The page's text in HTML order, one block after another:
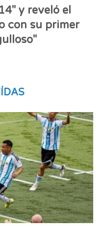
y reveló el
con su primer